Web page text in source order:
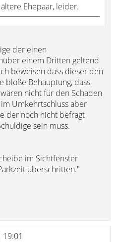
Ehepaar, leider.
der einen
einem Dritten geltend
beweisen dass dieser den
bloße Behauptung, dass
nicht für den Schaden
Umkehrtschluss aber
der noch nicht befragt
sein muss.
im Sichtfenster
überschritten."